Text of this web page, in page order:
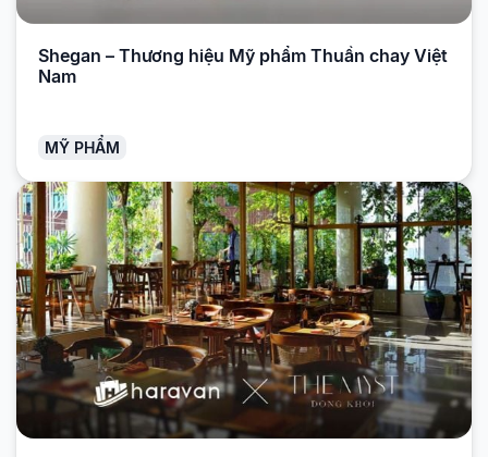
Shegan – Thương hiệu Mỹ phẩm Thuần chay Việt
Nam
MỸ PHẨM